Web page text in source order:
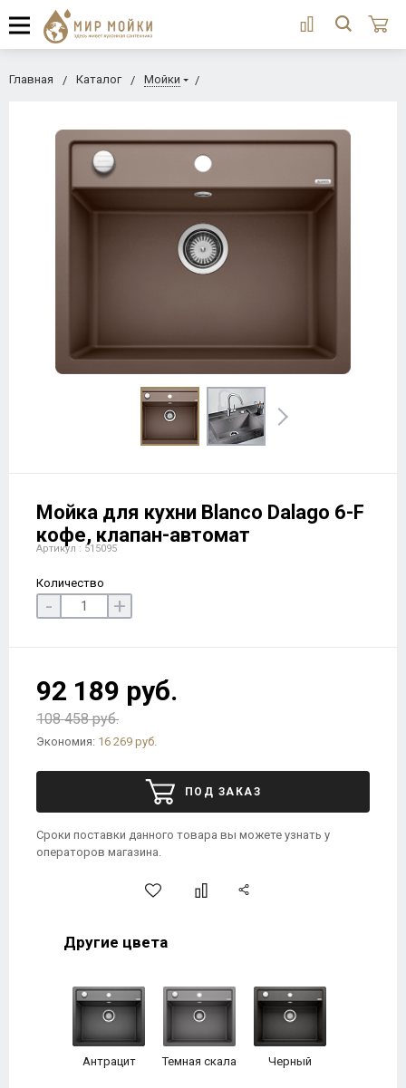
Главная Каталог Мойки
Мойка для кухни Blanco Dalago 6-F
кофе, клапан-автомат
Артикул : 515095
Количество
- +
92 189 руб.
108 458 руб.
Экономия: 16 269 руб.
ПОД ЗАКАЗ
Сроки поставки данного товара вы можете узнать у
операторов магазина.
Другие цвета
Антрацит Темная скала Черный